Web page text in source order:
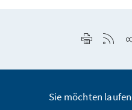
Seite
Sie möchten